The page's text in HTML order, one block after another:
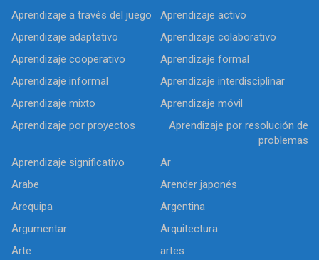
Aprendizaje a través del juego
Aprendizaje activo
Aprendizaje adaptativo
Aprendizaje colaborativo
Aprendizaje cooperativo
Aprendizaje formal
Aprendizaje informal
Aprendizaje interdisciplinar
Aprendizaje mixto
Aprendizaje móvil
Aprendizaje por proyectos
Aprendizaje por resolución de
problemas
Aprendizaje significativo
Ar
Arabe
Arender japonés
Arequipa
Argentina
Argumentar
Arquitectura
Arte
artes